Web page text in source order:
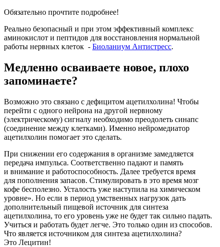
Обязательно прочтите подробнее!
Реально безопасный и при этом эффективный комплекс
аминокислот и пептидов для восстановления нормальной
работы нервных клеток - Биоланиум Антистресс.
Медленно осваиваете новое, плохо
запоминаете?
Возможно это связано с дефицитом ацетилхолина! Чтобы
перейти с одного нейрона на другой нервному
(электрическому) сигналу необходимо преодолеть синапс
(соединение между клетками). Именно нейромедиатор
ацетилхолин помогает это сделать.
При снижении его содержания в организме замедляется
передача импульса. Соответственно падают и память
и внимание и работоспособность. Далее требуется время
для пополнения запасов. Стимулировать в это время мозг
кофе бесполезно. Усталость уже наступила на химическом
уровне». Но если в период умственных нагрузок дать
дополнительный пищевой источник для синтеза
ацетилхолина, то его уровень уже не будет так сильно падать.
Учиться и работать будет легче. Это только один из способов.
Что является источником для синтеза ацетилхолина?
Это Лецитин!